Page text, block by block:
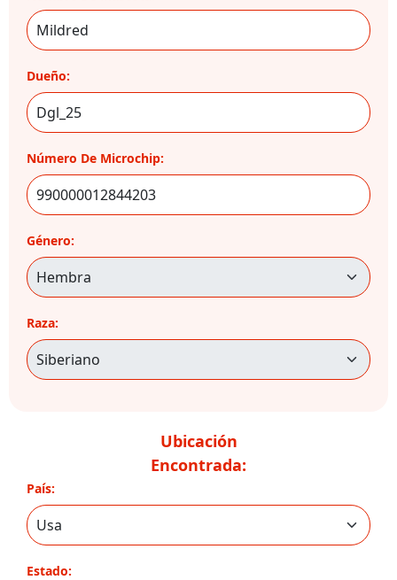
Dueño:
Número De Microchip:
Género:
Raza:
Ubicación
Encontrada:
País:
Estado: